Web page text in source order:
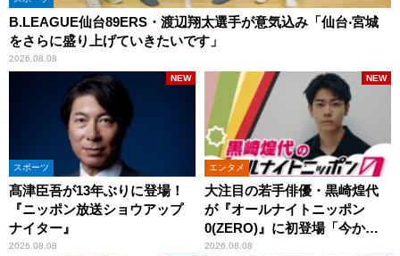
B.LEAGUE仙台89ERS・渡辺翔太選手が意気込み「仙台‧宮城
をさらに盛り上げていきたいです」
2026.08.08
スポーツ
髙津臣吾が13年ぶりに登場！
『ニッポン放送ショウアップ
ナイター』
2026.08.08
NEW
エンタメ
大注目の若手俳優・黒崎煌代
が『オールナイトニッポン
0(ZERO)』に初登場「今から
とてもワクワクしておりま
2026.08.08
NEW